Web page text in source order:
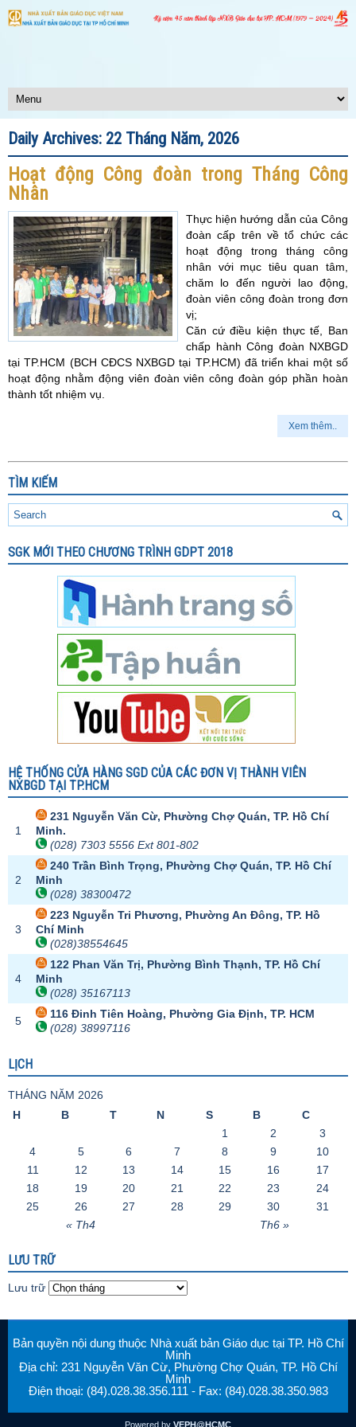
Daily Archives: 22 Tháng Năm, 2026
Hoạt động Công đoàn trong Tháng Công
Nhân
Thực hiện hướng dẫn của Công
đoàn cấp trên về tổ chức các
hoạt động trong tháng công
nhân với mục tiêu quan tâm,
chăm lo đến người lao động,
đoàn viên công đoàn trong đơn
vị;
Căn cứ điều kiện thực tế, Ban
chấp hành Công đoàn NXBGD
tại TP.HCM (BCH CĐCS NXBGD tại TP.HCM) đã triển khai một số
hoạt động nhằm động viên đoàn viên công đoàn góp phần hoàn
thành tốt nhiệm vụ.
Xem thêm..
TÌM KIẾM
SGK MỚI THEO CHƯƠNG TRÌNH GDPT 2018
HỆ THỐNG CỬA HÀNG SGD CỦA CÁC ĐƠN VỊ THÀNH VIÊN
NXBGD TẠI TP.HCM
1
231 Nguyễn Văn Cừ, Phường Chợ Quán, TP. Hồ Chí
Minh.
(028) 7303 5556 Ext 801-802
2
240 Trần Bình Trọng, Phường Chợ Quán, TP. Hồ Chí
Minh
(028) 38300472
3
223 Nguyễn Tri Phương, Phường An Đông, TP. Hồ
Chí Minh
(028)38554645
4
122 Phan Văn Trị, Phường Bình Thạnh, TP. Hồ Chí
Minh
(028) 35167113
5
116 Đinh Tiên Hoàng, Phường Gia Định, TP. HCM
(028) 38997116
LỊCH
THÁNG NĂM 2026
H
B T N S B C
« Th4 Th6 »
1 2
3
4
5 6 7 8 9
10
11
12 13 14 15 16
17
18
19 20 21 22 23
24
25
26 27 28 29 30 31
LƯU TRỮ
Lưu trữ
Bản quyền nội dung thuộc Nhà xuất bản Giáo dục tại TP. Hồ Chí
Minh
Địa chỉ: 231 Nguyễn Văn Cừ, Phường Chợ Quán, TP. Hồ Chí
Minh
Điện thoại: (84).028.38.356.111 - Fax: (84).028.38.350.983
Powered by VEPH@HCMC